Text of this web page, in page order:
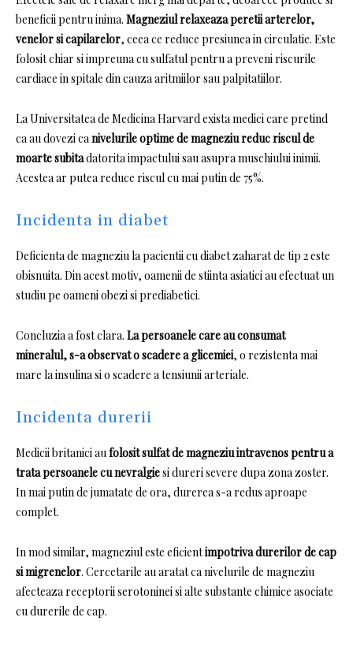
beneficii pentru inima. Magneziul relaxeaza peretii arterelor,
venelor si capilarelor, ceea ce reduce presiunea in circulatie. Este
folosit chiar si impreuna cu sulfatul pentru a preveni riscurile
cardiace in spitale din cauza aritmiilor sau palpitatiilor.
La Universitatea de Medicina Harvard exista medici care pretind
ca au dovezi canivelurile optime de magneziu reduc riscul de
moarte subitadatorita impactului sau asupra muschiului inimii.
Acestea ar putea reduce riscul cu mai putin de 75%.
Incidenta in diabet
Deficienta de magneziu la pacientii cu diabet zaharat de tip 2 este
obisnuita. Din acest motiv, oamenii de stiinta asiatici au efectuat un
studiu pe oameni obezi si prediabetici.
Concluzia a fost clara. La persoanele care au consumat
mineralul, s-a observat o scadere a glicemiei, o rezistenta mai
mare la insulina si o scadere a tensiunii arteriale.
Incidenta durerii
Medicii britanici aufolosit sulfat de magneziu intravenos pentru a
trata persoanele cu nevralgiesi dureri severe dupa zona zoster.
In mai putin de jumatate de ora, durerea s-a redus aproape
complet.
In mod similar, magneziul este eficientimpotriva durerilor de cap
si migrenelor. Cercetarile au aratat ca nivelurile de magneziu
afecteaza receptorii serotoninei si alte substante chimice asociate
cu durerile de cap.